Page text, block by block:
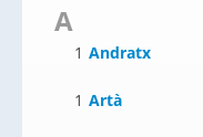
A
1 Andratx
1 Artà